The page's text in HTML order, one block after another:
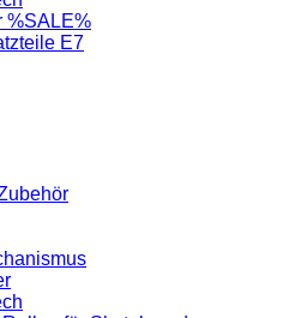
%SALE%
E7